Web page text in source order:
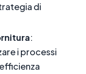
di
:
i processi